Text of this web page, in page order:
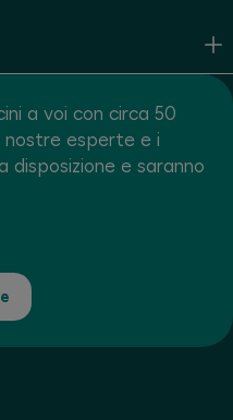
a voi con circa 50
nostre esperte e i
e saranno